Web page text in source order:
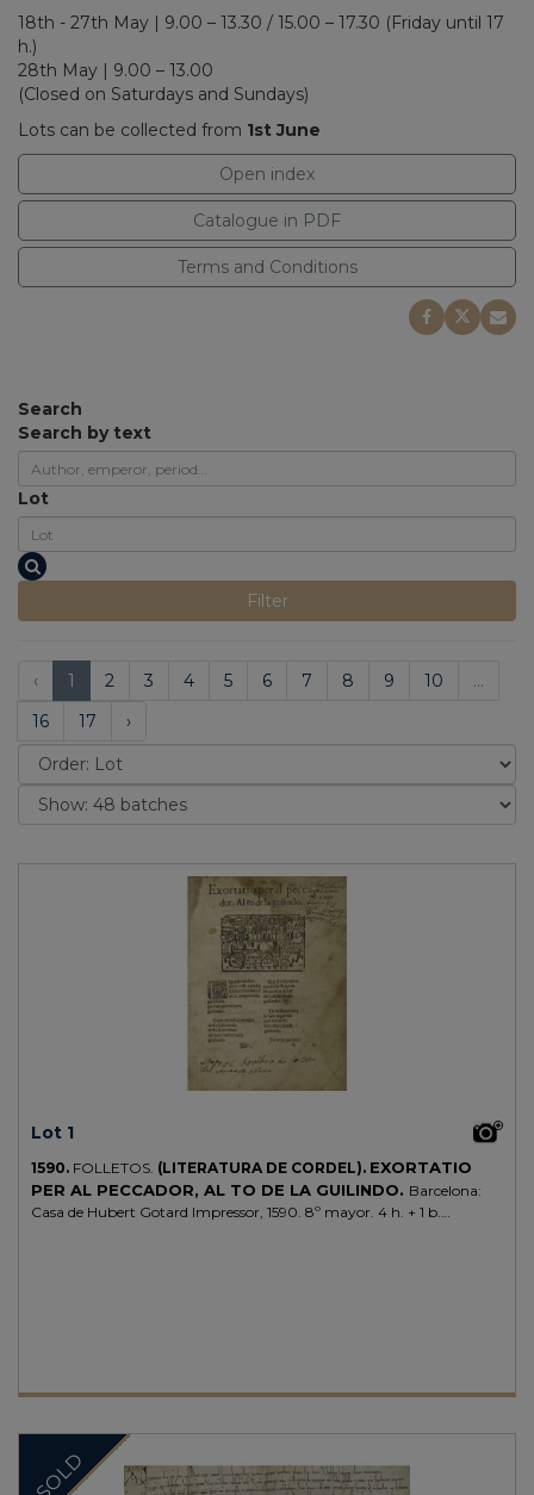
18th - 27th May | 9.00 – 13.30 / 15.00 – 17.30 (Friday until 17
h.)
28th May | 9.00 – 13.00
(Closed on Saturdays and Sundays)
Lots can be collected from 1st June
Open index
Catalogue in PDF
Terms and Conditions
Search
Search by text
Lot
Filter
‹ 1 2 3 4 5 6 7 8 9 10
...
16
17 ›
Lot 1
1590. FOLLETOS. (LITERATURA DE CORDEL). EXORTATIO
PER AL PECCADOR, AL TO DE LA GUILINDO. Barcelona:
Casa de Hubert Gotard Impressor, 1590. 8º mayor. 4 h. + 1 b.
reconociendo sus pecados e implorando a Dios el perdón, y habla de
una gran mortandad en la ciudad. La fecha de este pliego nos da la
pista de que esa gran moratalidad se debe a la peste que asoló la
SOLD